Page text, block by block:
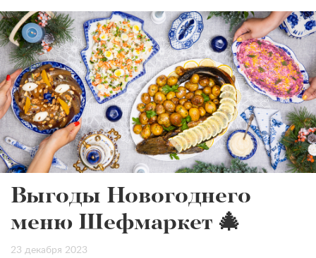
Выгоды Новогоднего
меню Шефмаркет 🎄
23 декабря 2023